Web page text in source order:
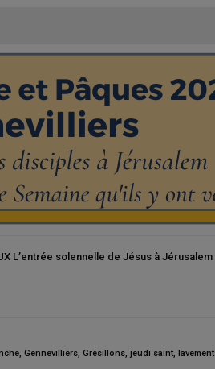
L’entrée solennelle de Jésus à
, Gennevilliers, Grésillons, jeudi saint,